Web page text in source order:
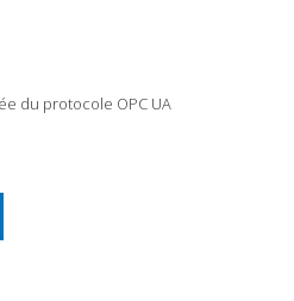
du protocole OPC UA